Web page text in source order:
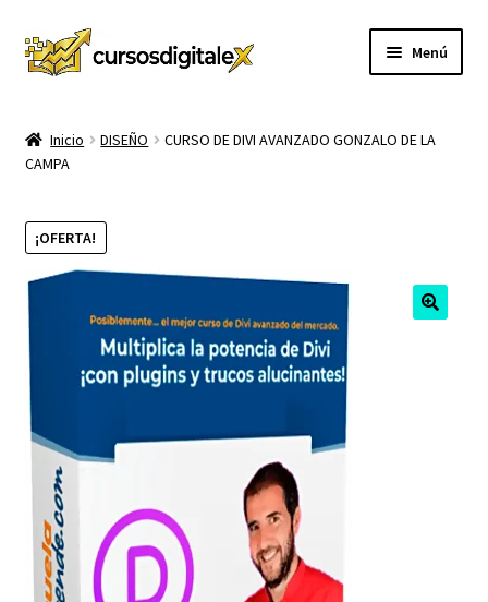
Ir
a
Ir
al
Menú
TIENDA
CURSOS
hijo
MEMBRESIA
MI CUENTA
CONTACTO
Inicio DISEÑO
CURSO DE DIVI AVANZADO GONZALO DE LA
CAMPA
¡OFERTA!